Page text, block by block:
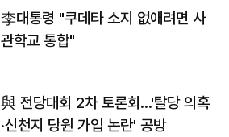
李대통령 "쿠데타 소지 없애려면 사
관학교 통합"
與 전당대회 2차 토론회…'탈당 의혹
·신천지 당원 가입 논란' 공방